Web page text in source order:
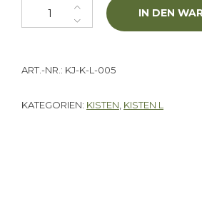
Kiste "Jackson Whiskey" L Menge
IN DEN
ART.-NR.: KJ-K-L-005
KATEGORIEN: KISTEN KISTEN L